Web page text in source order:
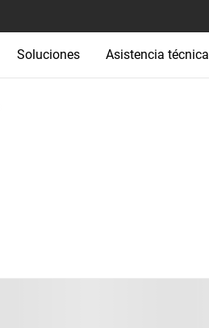
Soluciones Asistencia técnica